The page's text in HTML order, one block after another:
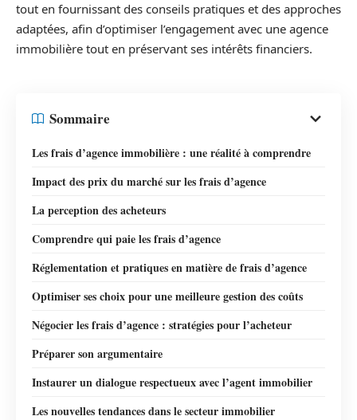
tout en fournissant des conseils pratiques et des approches
adaptées, afin d’optimiser l’engagement avec une agence
immobilière tout en préservant ses intérêts financiers.
Sommaire
Les frais d’agence immobilière : une réalité à comprendre
Impact des prix du marché sur les frais d’agence
La perception des acheteurs
Comprendre qui paie les frais d’agence
Réglementation et pratiques en matière de frais d’agence
Optimiser ses choix pour une meilleure gestion des coûts
Négocier les frais d’agence : stratégies pour l’acheteur
Préparer son argumentaire
Instaurer un dialogue respectueux avec l’agent immobilier
Les nouvelles tendances dans le secteur immobilier